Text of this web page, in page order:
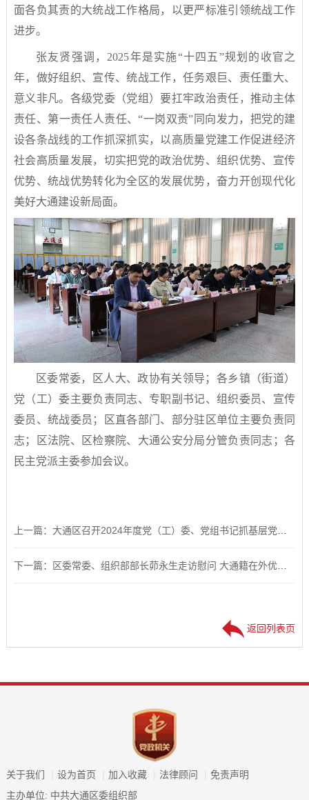
面各负其责的大统战工作格局，以更严标准引领统战工作
进步。
张友贤强调，2025年是实施“十四五”规划的收官之
年，做好组织、宣传、统战工作，任务艰巨、责任重大、
意义非凡。各级党委（党组）要扛牢政治责任，推动主体
责任、第一责任人责任、“一岗双责”同向发力，把党的建
设各条战线的工作抓深抓实，以高质量党建工作促进经济
社会高质量发展，切实把党的政治优势、组织优势、宣传
优势、统战优势转化为全区的发展优势，奋力开创现代化
美好大通建设新局面。
区委常委，区人大、政协有关领导；各乡镇（街道）
党（工）委主要负责同志、专职副书记、组织委员、宣传
委员、统战委员；区直各部门、部分驻区单位主要负责同
志；区法院、区检察院、大通公安分局分管负责同志；各
民主党派主委参加会议。
上一篇：大通区召开2024年度党（工）委、党组书记抓基层党建工作述职评议会议
下一篇：区委常委、组织部部长茆永生走访慰问 大通籍在外优秀人才家属
返回列表页
关于我们 设为首页 加入收藏 法律顾问
免责声明
主办单位: 中共大通区委组织部